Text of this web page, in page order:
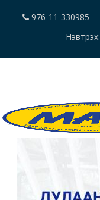
976-11-330985
Нэвтрэх: